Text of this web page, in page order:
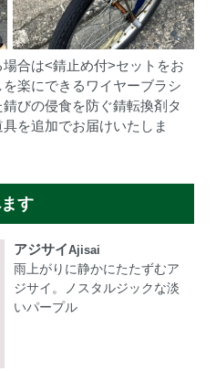
合は<錆止め付>セットをお
楽にできるワイヤーブラシ
びの侵食を防ぐ錆転換剤タ
を追加でお届けいたしま
す
アジサイAjisai
雨上がりに静かにたたずむア
ジサイ。ノスタルジックな淡
いパープル